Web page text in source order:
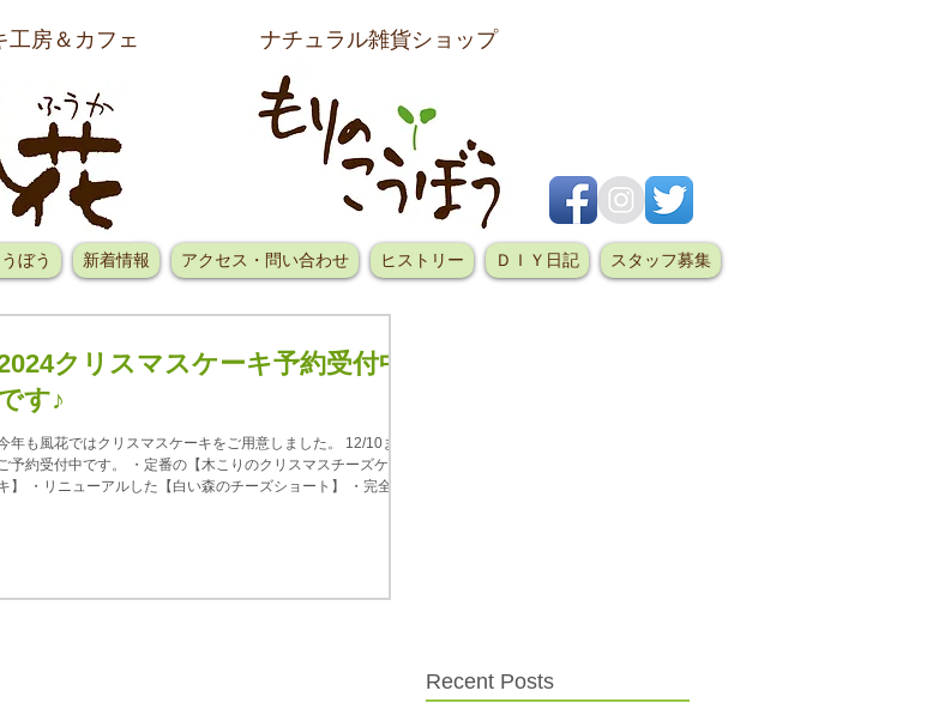
工房＆カフェ ナチュラル雑貨ショップ
ぼう 新着情報 アクセス・問い合わせ ヒストリー ＤＩＹ日記 スタッフ募集
クリスマスケーキ予約受付中
す♪
年も風花ではクリスマスケーキをご用意しました。 12/10まで
予約受付中です。 ・定番の【木こりのクリスマスチーズケー
】 ・リニューアルした【白い森のチーズショート】 ・完全新
Recent Posts